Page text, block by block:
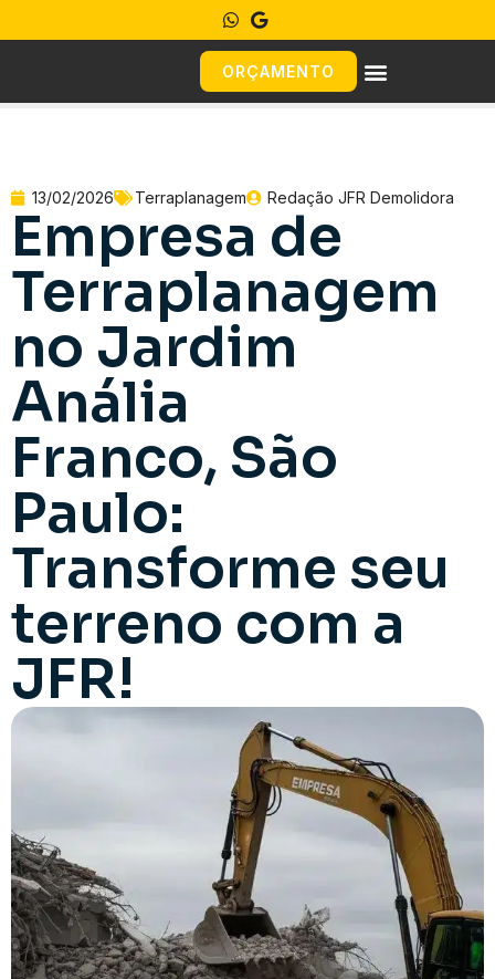
ORÇAMENTO
13/02/2026 Terraplanagem Redação JFR Demolidora
Empresa de
Terraplanagem
no Jardim
Anália
Franco, São
Paulo:
Transforme seu
terreno com a
JFR!